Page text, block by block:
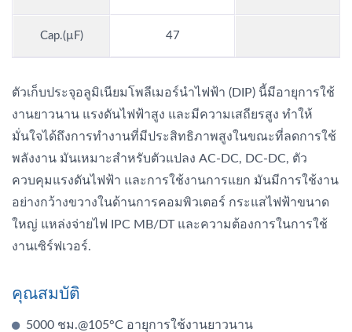
Cap.(µF) 47
ตัวเก็บประจุอลูมิเนียมโพลีเมอร์นำไฟฟ้า (DIP) นี้มีอายุการใช้
งานยาวนาน แรงดันไฟฟ้าสูง และมีความเสถียรสูง ทำให้
มั่นใจได้ถึงการทำงานที่มีประสิทธิภาพสูงในขณะที่ลดการใช้
พลังงาน มันเหมาะสำหรับตัวแปลง AC-DC, DC-DC, ตัว
ควบคุมแรงดันไฟฟ้า และการใช้งานการแยก มันมีการใช้งาน
อย่างกว้างขวางในด้านการคอมพิวเตอร์ กระแสไฟฟ้าขนาด
ใหญ่ แหล่งจ่ายไฟ IPC MB/DT และความต้องการในการใช้
งานเซิร์ฟเวอร์.
คุณสมบัติ
5000 ชม.@105°C อายุการใช้งานยาวนาน